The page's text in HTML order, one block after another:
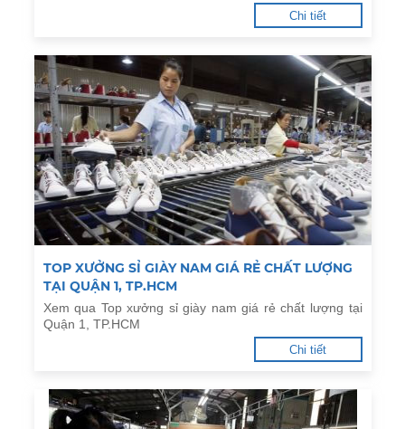
Chi tiết
TOP XƯỞNG SỈ GIÀY NAM GIÁ RẺ CHẤT LƯỢNG
TẠI QUẬN 1, TP.HCM
Xem qua Top xưởng sỉ giày nam giá rẻ chất lượng tại
Quận 1, TP.HCM
Chi tiết